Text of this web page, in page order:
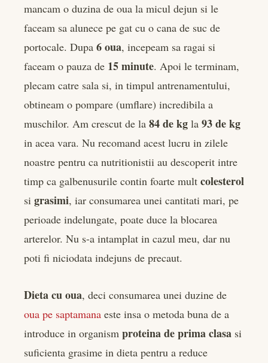
mancam o duzina de oua la micul dejun si le
faceam sa alunece pe gat cu o cana de suc de
portocale. Dupa 6 oua, incepeam sa ragai si
faceam o pauza de 15 minute. Apoi le terminam,
plecam catre sala si, in timpul antrenamentului,
obtineam o pompare (umflare) incredibila a
muschilor. Am crescut de la 84 de kg la 93 de kg
in acea vara. Nu recomand acest lucru in zilele
noastre pentru ca nutritionistii au descoperit intre
timp ca galbenusurile contin foarte mult colesterol
si grasimi, iar consumarea unei cantitati mari, pe
perioade indelungate, poate duce la blocarea
arterelor. Nu s-a intamplat in cazul meu, dar nu
poti fi niciodata indejuns de precaut.
Dieta cu oua, deci consumarea unei duzine de
oua pe saptamana este insa o metoda buna de a
introduce in organism proteina de prima clasa si
suficienta grasime in dieta pentru a reduce